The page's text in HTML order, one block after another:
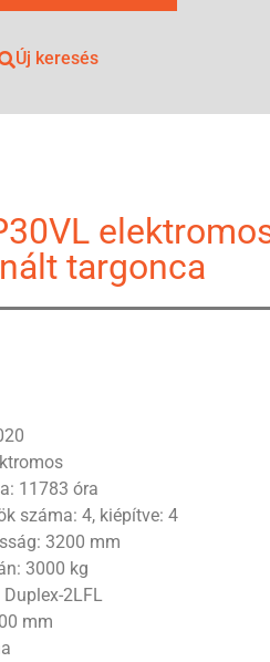
Új keresés
targonca
11783 óra
száma: 4, kiépítve: 4
3200 mm
3000 kg
2LFL
mm